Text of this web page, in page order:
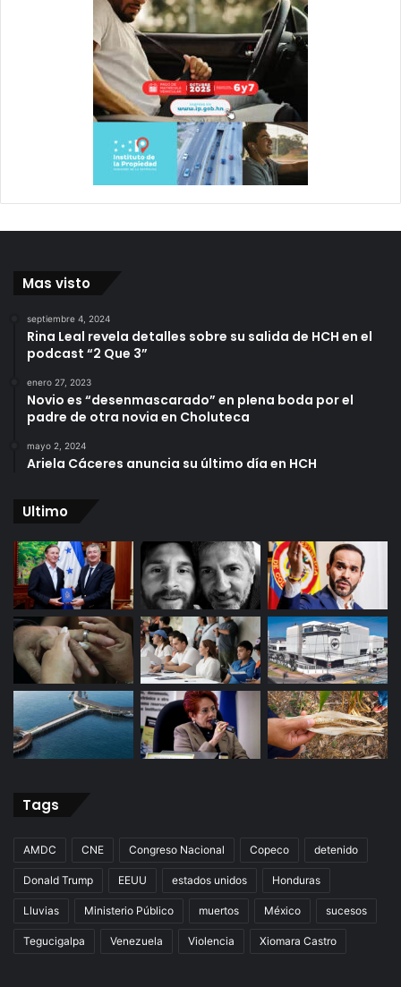
Mas visto
septiembre 4, 2024
Rina Leal revela detalles sobre su salida de HCH en el
podcast “2 Que 3”
enero 27, 2023
Novio es “desenmascarado” en plena boda por el
padre de otra novia en Choluteca
mayo 2, 2024
Ariela Cáceres anuncia su último día en HCH
Ultimo
Tags
AMDC CNE Congreso Nacional Copeco detenido
Donald Trump EEUU estados unidos Honduras
Lluvias Ministerio Público muertos México sucesos
Tegucigalpa Venezuela Violencia Xiomara Castro